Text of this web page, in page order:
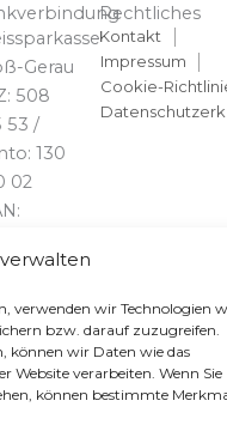
verwenden wir Technologien
bzw. darauf zuzugreifen.
können wir Daten wie das
Website verarbeiten. Wenn Sie
können bestimmte
Gerau
508
53 /
130
02
0013
Rechtliches
Kontakt
Impressum
Cookie-